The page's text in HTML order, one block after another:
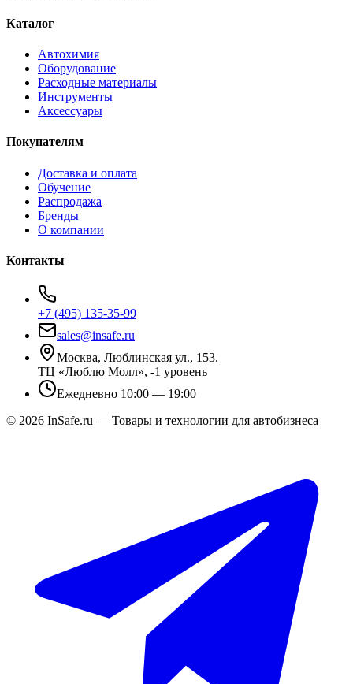
Каталог
Автохимия
Оборудование
Расходные материалы
Инструменты
Аксессуары
Покупателям
Доставка и оплата
Обучение
Распродажа
Бренды
О компании
Контакты
+7 (495) 135-35-99
sales@insafe.ru
Москва, Люблинская ул., 153.
ТЦ «Люблю Молл», -1 уровень
Ежедневно 10:00 — 19:00
© 2026 InSafe.ru — Товары и технологии для автобизнеса